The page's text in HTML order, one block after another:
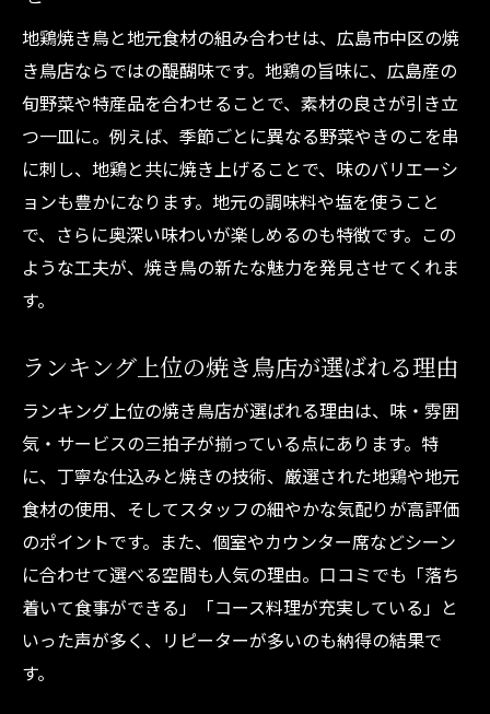
焼き鳥個室利用でプライベート感を満喫
大切な人と焼き鳥を楽しむ個室活用術
焼き鳥個室予約のコツとおすすめの流れ
本格炭火焼き鳥と地元食材の魅力を発見
焼き鳥炭火焼きで味わう香ばしさの秘密
広島市中区の地元食材が光る焼き鳥体験
焼き鳥本格派が選ぶ炭火焼きの美味しさ
焼き鳥広島市中区で発見する新たな味覚
評判の焼き鳥を広島市中区で味わう醍醐味
口コミ高評価の焼き鳥店を選ぶポイント
広島市中区焼き鳥人気の理由を徹底分析
焼き鳥ランキング上位の魅力を深掘り
焼き鳥広島ミシュラン掲載店の楽しみ方
評判の焼き鳥を堪能できるおすすめ体験
焼き鳥好きが語る広島市中区の名店選び
地鶏焼き鳥と地元食材の組み合わせは、広島市中区の焼
き鳥店ならではの醍醐味です。地鶏の旨味に、広島産の
旬野菜や特産品を合わせることで、素材の良さが引き立
つ一皿に。例えば、季節ごとに異なる野菜やきのこを串
に刺し、地鶏と共に焼き上げることで、味のバリエーシ
ョンも豊かになります。地元の調味料や塩を使うこと
で、さらに奥深い味わいが楽しめるのも特徴です。この
ような工夫が、焼き鳥の新たな魅力を発見させてくれま
す。
ランキング上位の焼き鳥店が選ばれる理由
ランキング上位の焼き鳥店が選ばれる理由は、味・雰囲
気・サービスの三拍子が揃っている点にあります。特
に、丁寧な仕込みと焼きの技術、厳選された地鶏や地元
食材の使用、そしてスタッフの細やかな気配りが高評価
のポイントです。また、個室やカウンター席などシーン
に合わせて選べる空間も人気の理由。口コミでも「落ち
着いて食事ができる」「コース料理が充実している」と
いった声が多く、リピーターが多いのも納得の結果で
す。